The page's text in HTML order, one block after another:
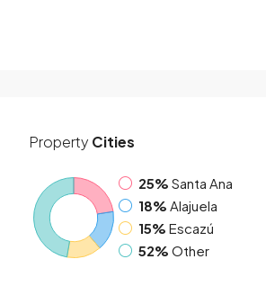
Property Cities
25% Santa Ana
18% Alajuela
15% Escazú
52% Other